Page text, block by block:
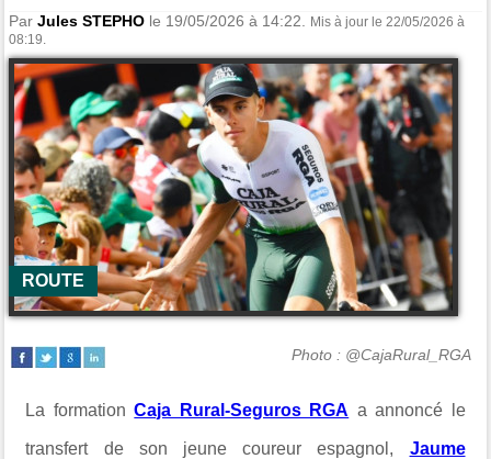
ParJules STEPHO le 19/05/2026 à 14:22.
Mis à jour le 22/05/2026 à
08:19.
ROUTE
Photo : @CajaRural_RGA
La formationCaja Rural-Seguros RGA a annoncé le
transfert de son jeune coureur espagnol, Jaume